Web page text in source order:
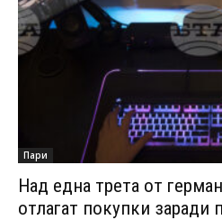
Пари
Над една трета от
отлагат покупки заради